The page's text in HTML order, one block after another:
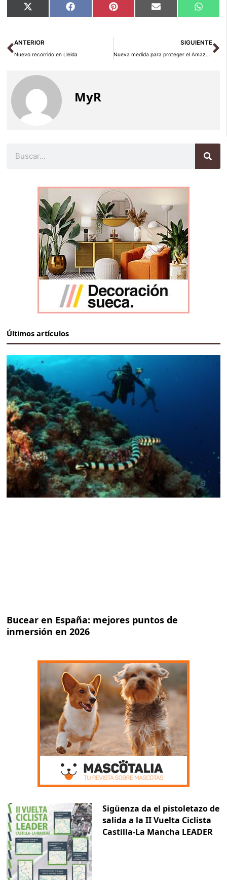
Compartir
en
X
(Twitter)
Compartir
en
Facebook Compartir
en
Pinterest Compartir
en
Email
en
Ant
ANTERIOR
Nuevo recorrido en Lleida
SIGUIENTE
Nueva medida para proteger el Amazonas
MyR
Últimos artículos
Bucear en España: mejores puntos de
inmersión en 2026
Sigüenza da el pistoletazo de
salida a la II Vuelta Ciclista
Castilla-La Mancha LEADER